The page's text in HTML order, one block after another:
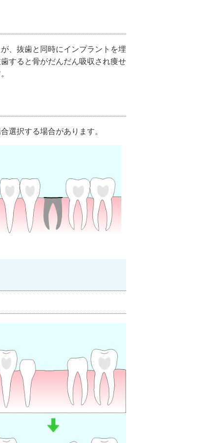
、抜歯と同時にインプラントを埋
すると骨がだんだん吸収され痩せ
選択する場合があります。